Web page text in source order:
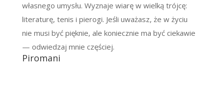
własnego umysłu. Wyznaje wiarę w wielką trójcę:
literaturę, tenis i pierogi. Jeśli uważasz, że w życiu
nie musi być pięknie, ale koniecznie ma być ciekawie
— odwiedzaj mnie częściej.
Piromani